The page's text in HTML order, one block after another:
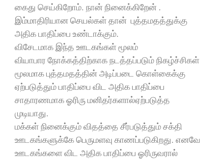
கைது செய்கிறோம். நான் நினைக்கிறேன் .
இம்மாதிரியான செயல்கள் தான் புத்தமதத்துக்கு
அதிக பாதிப்பை உண்டாக்கும்.
விசேடமாக இந்த ஊடகங்கள் மூலம்
வியாபார நோக்கத்திற்காக நடத்தப்படும் நிகழ்ச்சிகள்
மூலமாக புத்தமதத்தின் அடிப்படை கொள்கைக்கு
ஏற்படுத்தும் பாதிப்பை விட அதிக பாதிப்பை
சாதாரணமாக ஓரிரு மனிதர்களால்ஏற்படுத்த
முடியாது.
மக்கள் நினைக்கும் விதத்தை சீர்படுத்தும் சக்தி
ஊடகங்களுக்கே பெருமளவு காணப்படுகிறது. எனவே
ஊடகங்களை விட அதிக பாதிப்பை ஓரிருவரால்